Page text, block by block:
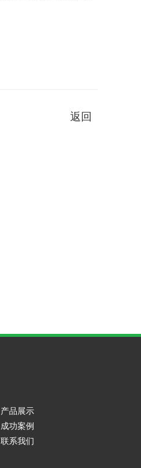
返回
产品展示
成功案例
联系我们